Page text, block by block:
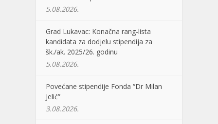
5.08.2026.
Grad Lukavac: Konačna rang-lista
kandidata za dodjelu stipendija za
šk./ak. 2025/26. godinu
5.08.2026.
Povećane stipendije Fonda “Dr Milan
Jelić”
3.08.2026.